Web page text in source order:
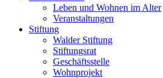
Leben und Wohnen im Alter
Veranstaltungen
Stiftung
Walder Stiftung
Stiftungsrat
Geschäftsstelle
Wohnprojekt